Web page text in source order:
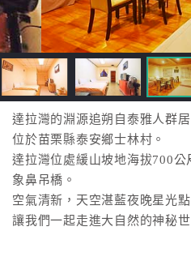
直
接
跟
飯
店
訂
房
HOT
特
色
達拉灣的淵源追朔自泰雅人群居
位於苗栗縣泰安鄉士林村。
達拉灣位處緩山坡地海拔700公
象鼻吊橋。
空氣清新，天空湛藍夜晚星光
讓我們一起走進大自然的神秘世